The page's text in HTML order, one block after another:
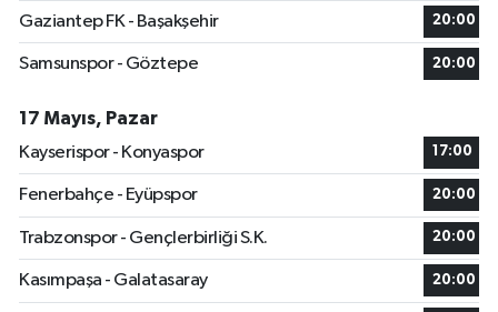
Gaziantep FK - Başakşehir 20:00
Samsunspor - Göztepe 20:00
17 Mayıs, Pazar
Kayserispor - Konyaspor
17:00
Fenerbahçe - Eyüpspor 20:00
Trabzonspor - Gençlerbirliği S.K. 20:00
Kasımpaşa - Galatasaray 20:00